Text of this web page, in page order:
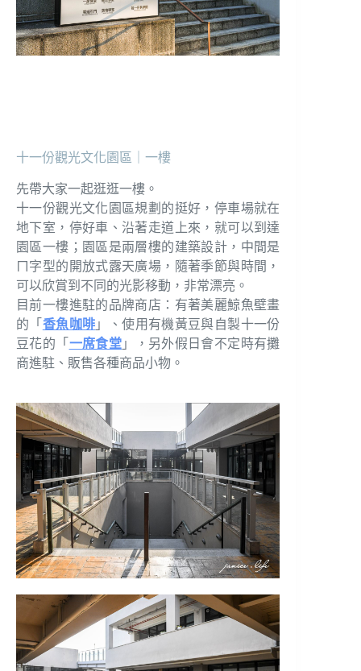
十一份觀光文化園區｜一樓
先帶大家一起逛逛一樓。
十一份觀光文化園區規劃的挺好，停車場就在
地下室，停好車、沿著走道上來，就可以到達
園區一樓；園區是兩層樓的建築設計，中間是
ㄇ字型的開放式露天廣場，隨著季節與時間，
可以欣賞到不同的光影移動，非常漂亮。
目前一樓進駐的品牌商店：有著美麗鯨魚壁畫
的「 香魚咖啡 」、使用有機黃豆與自製十一份
豆花的「 一席食堂 」，另外假日會不定時有攤
商進駐、販售各種商品小物。